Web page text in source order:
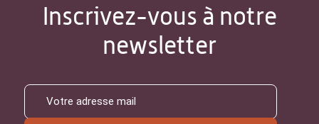
Inscrivez-vous à notre
newsletter